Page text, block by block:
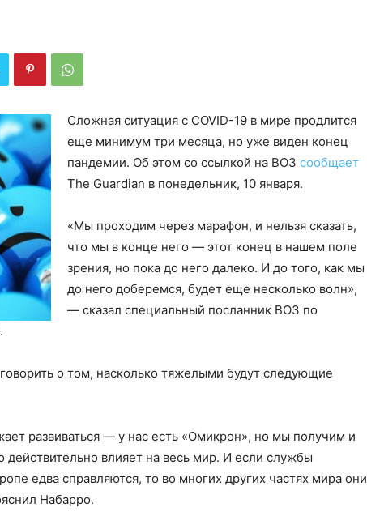
Сложная ситуация с COVID-19 в мире продлится
еще минимум три месяца, но уже виден конец
пандемии. Об этом со ссылкой на ВОЗ сообщает
The Guardian в понедельник, 10 января.
«Мы проходим через марафон, и нельзя сказать,
что мы в конце него — этот конец в нашем поле
зрения, но пока до него далеко. И до того, как мы
до него доберемся, будет еще несколько волн»,
— сказал специальный посланник ВОЗ по
о том, насколько тяжелыми будут следующие
развиваться — у нас есть «Омикрон», но мы получим и
действительно влияет на весь мир. И если службы
едва справляются, то во многих других частях мира они
Набарро.